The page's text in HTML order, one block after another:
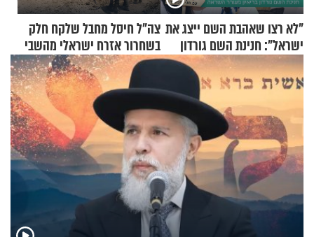
"לא רצו שאהבת השם ייצג את
ישראל": חנינת השם גורדון
בריאיון מעורר השראה
צה"ל חיסל מחבל שלקח חלק
בשחרור אזרח ישראלי מהשבי